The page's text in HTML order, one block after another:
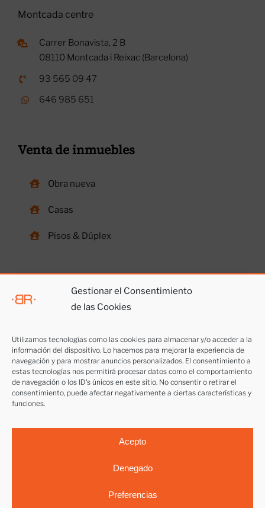
Gestionar el Consentimiento
de las Cookies
Utilizamos tecnologías como las cookies para almacenar y/o acceder a la
información del dispositivo. Lo hacemos para mejorar la experiencia de
navegación y para mostrar anuncios personalizados. El consentimiento a
estas tecnologías nos permitirá procesar datos como el comportamiento
de navegación o los ID's únicos en este sitio. No consentir o retirar el
consentimiento, puede afectar negativamente a ciertas características y
funciones.
Acepto
Denegado
Preferencias
Montcada centre
Carrer Bonavista, 2 B
08110 Montcada i Reixac (Barcelona)
93 565 09 47
646 985 651
Venta de inmuebles
Obra nueva
Casas
Pisos & Dúplex
Vendemos tu casa
Alquilar piso o local
Trabaja con nosotros
2026 BR Grup Immobiliari -Aviso legal